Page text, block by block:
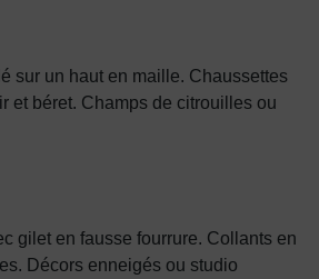
sur un haut en maille. Chaussettes
et béret. Champs de citrouilles ou
gilet en fausse fourrure. Collants en
Décors enneigés ou studio